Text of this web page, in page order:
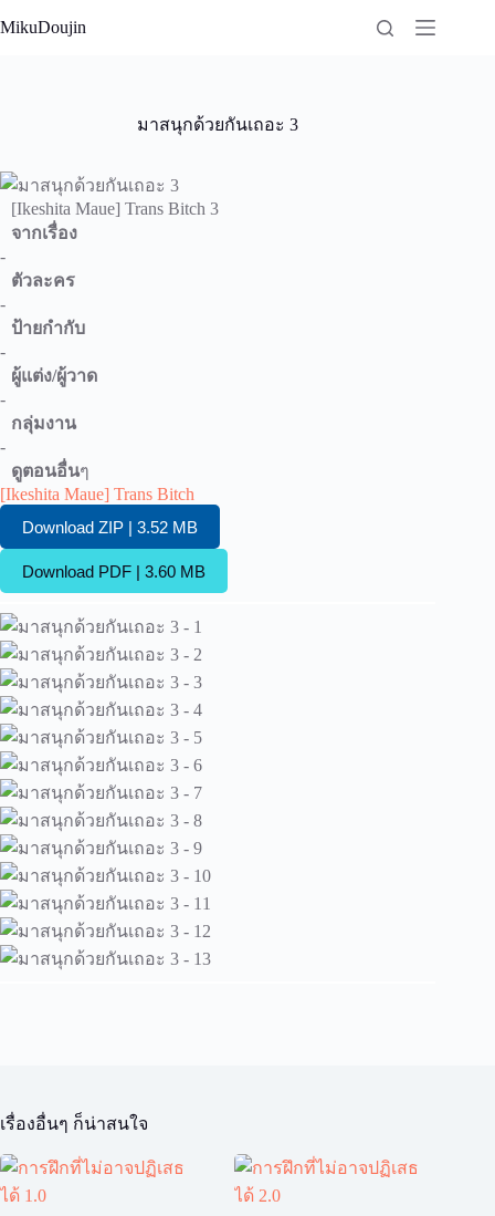
to
MikuDoujin
มาสนุกด้วยกันเถอะ 3
[Ikeshita Maue] Trans Bitch 3
จากเรื่อง
-
ตัวละคร
-
ป้ายกำกับ
-
ผู้แต่ง/ผู้วาด
-
กลุ่มงาน
-
ดูตอนอื่นๆ
[Ikeshita Maue] Trans Bitch
Download ZIP | 3.52 MB
Download PDF | 3.60 MB
เรื่องอื่นๆ ก็น่าสนใจ